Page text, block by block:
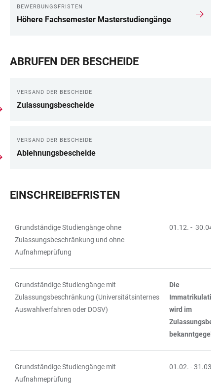
BEWERBUNGSFRISTEN
Höhere Fachsemester Masterstudiengänge
ABRUFEN DER BESCHEIDE
VERSAND DER BESCHEIDE
Zulassungsbescheide
VERSAND DER BESCHEIDE
Ablehnungsbescheide
EINSCHREIBEFRISTEN
TABELLE
Grundständige Studiengänge ohne
Zulassungsbeschränkung und ohne
Aufnahmeprüfung
01.12. - 30.04.
Grundständige Studiengänge mit
Zulassungsbeschränkung (Universitätsinternes
Auswahlverfahren oder DOSV)
Die
wird im
Grundständige Studiengänge mit
Aufnahmeprüfung
01.02. - 31.03.